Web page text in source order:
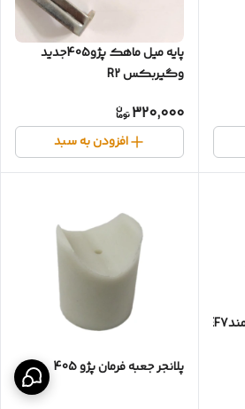
پایه میل ماهک پژو405جدید
وگیربکس R2
320,000
افزودن به سبد
پلانجر جعبه فرمان پژو 405